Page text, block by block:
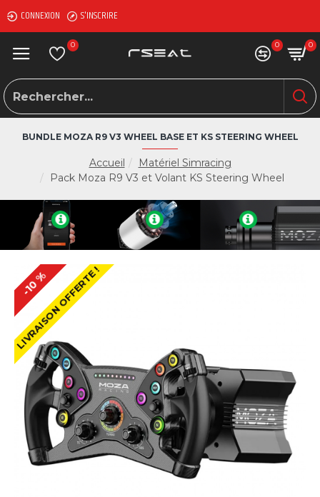
CONNEXION S'INSCRIRE
0 0 0
Accueil
Matériel Simracing
Pack Moza R9 V3 et Volant KS Steering Wheel
BUNDLE MOZA R9 V3 WHEEL BASE ET KS STEERING WHEEL
LIVRAISON OFFERTE !
-10 %